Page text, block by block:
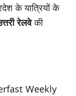
के यात्रियों के
रेलवेकी
Weekly